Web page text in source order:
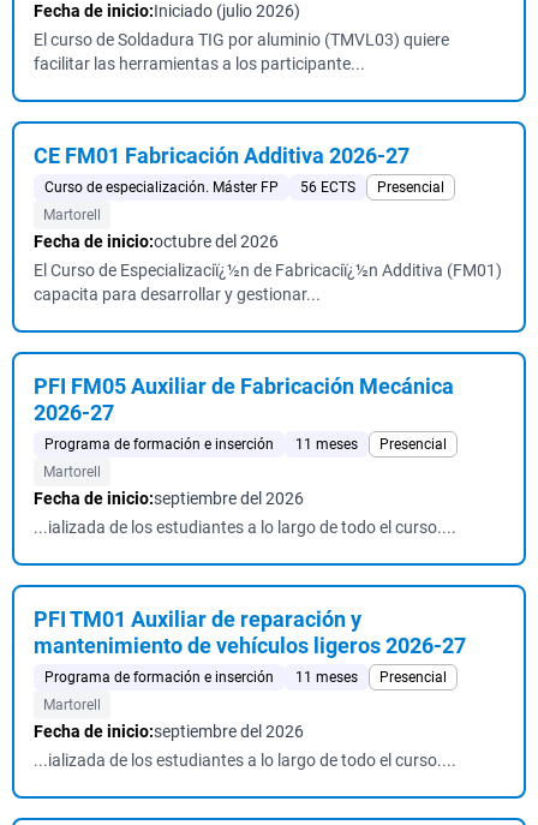
Fecha de inicio:Iniciado (julio 2026)
El curso de Soldadura TIG por aluminio (TMVL03) quiere
facilitar las herramientas a los participante...
CE FM01 Fabricación Additiva 2026-27
Curso de especialización. Máster FP 56 ECTS
Presencial
Martorell
Fecha de inicio:octubre del 2026
El Curso de Especializaciï¿½n de Fabricaciï¿½n Additiva (FM01)
capacita para desarrollar y gestionar...
PFI FM05 Auxiliar de Fabricación Mecánica
2026-27
Programa de formación e inserción 11 meses
Presencial
Martorell
Fecha de inicio:septiembre del 2026
...ializada de los estudiantes a lo largo de todo el curso....
PFI TM01 Auxiliar de reparación y
mantenimiento de vehículos ligeros 2026-27
Programa de formación e inserción 11 meses
Presencial
Martorell
Fecha de inicio:septiembre del 2026
...ializada de los estudiantes a lo largo de todo el curso....